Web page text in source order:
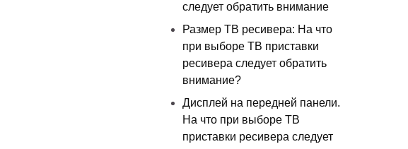
следует обратить внимание
Размер ТВ ресивера: На что
при выборе ТВ приставки
ресивера следует обратить
внимание?
Дисплей на передней панели.
На что при выборе ТВ
приставки ресивера следует